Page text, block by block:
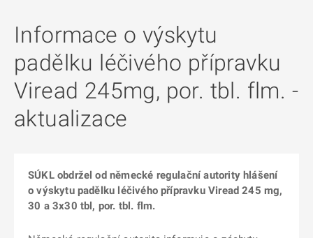
Informace o výskytu
padělku léčivého přípravku
Viread 245mg, por. tbl. flm. -
aktualizace
SÚKL obdržel od německé regulační autority hlášení
o výskytu padělku léčivého přípravku Viread 245 mg,
30 a 3x30 tbl, por. tbl. flm.